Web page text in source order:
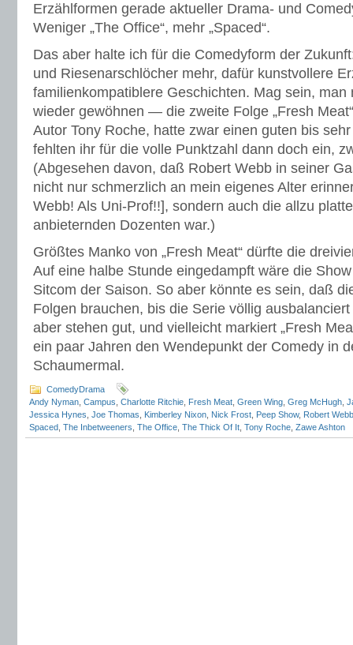
Erzählformen gerade aktueller Drama- und
Weniger „The Office“, mehr „Spaced“.
Das aber halte ich für die Comedyform der
und Riesenarschlöcher mehr, dafür kunstvollere
familienkompatiblere Geschichten. Mag sein, man
wieder gewöhnen — die zweite Folge „Fresh
Autor Tony Roche, hatte zwar einen guten bis
fehlten ihr für die volle Punktzahl dann doch ein,
(Abgesehen davon, daß Robert Webb in seiner
nicht nur schmerzlich an mein eigenes Alter
Webb! Als Uni-Prof!!], sondern auch die allzu
anbieternden Dozenten war.)
Größtes Manko von „Fresh Meat“ dürfte die
Auf eine halbe Stunde eingedampft wäre die
Sitcom der Saison. So aber könnte es sein, daß
Folgen brauchen, bis die Serie völlig
aber stehen gut, und vielleicht markiert „Fresh
ein paar Jahren den Wendepunkt der Comedy in
Schaumermal.
ComedyDrama
Andy Nyman Campus Charlotte Ritchie Fresh Meat Green Wing Greg McHugh
Jessica Hynes Joe Thomas Kimberley Nixon Nick Frost Peep Show, Robert Webb
Spaced The Inbetweeners The Office The Thick Of It Tony Roche Zawe Ashton